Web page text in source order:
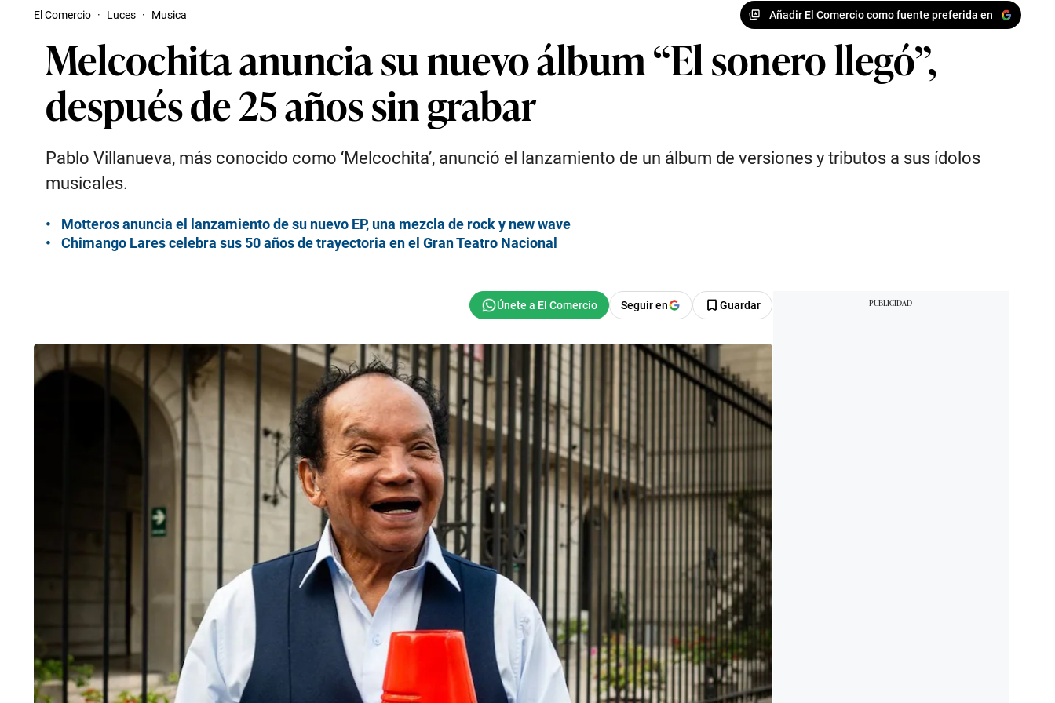
El Comercio · Luces · Musica Añadir El Comercio como fuente preferida en
Melcochita anuncia su nuevo álbum “El sonero llegó”,
después de 25 años sin grabar
Pablo Villanueva, más conocido como ‘Melcochita’, anunció el lanzamiento de un álbum de versiones y tributos a sus ídolos
musicales.
Motteros anuncia el lanzamiento de su nuevo EP, una mezcla de rock y new wave
Chimango Lares celebra sus 50 años de trayectoria en el Gran Teatro Nacional
Seguir en Guardar